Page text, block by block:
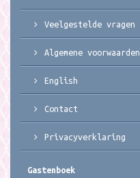
Veelgestelde vragen
Algemene voorwaarden
English
Contact
Privacyverklaring
Gastenboek